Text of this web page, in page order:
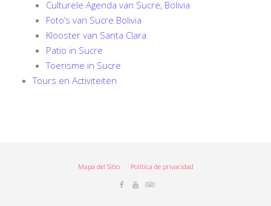
Culturele Agenda van Sucre, Bolivia
Foto’s van Sucre Bolivia
Klooster van Santa Clara
Patio in Sucre
Toerisme in Sucre
Tours en Activiteiten
Mapa del Sitio Política de privacidad